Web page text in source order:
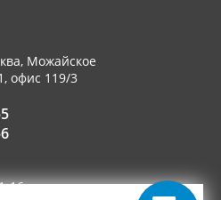
, Можайское
офис 119/3
16